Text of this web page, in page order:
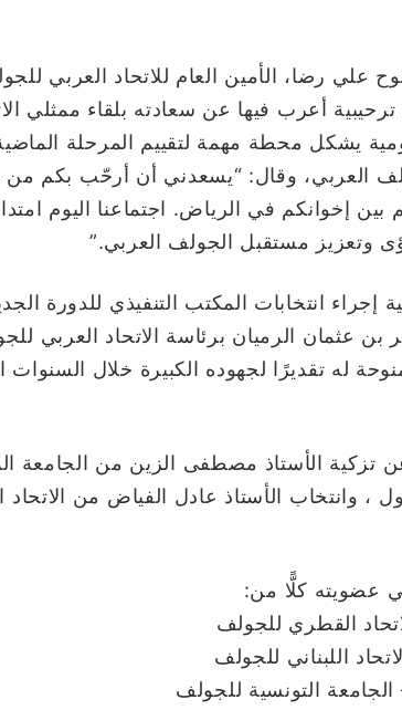
علي رضا، الأمين العام للاتحاد العربي
أعرب فيها عن سعادته بلقاء ممثلي
يشكل محطة مهمة لتقييم المرحلة
العربي، وقال: “يسعدني أن أرحّب بكم من
بين إخوانكم في الرياض. اجتماعنا اليوم
وتعزيز مستقبل الجولف العربي.”
إجراء انتخابات المكتب التنفيذي للدورة
بن عثمان الرميان برئاسة الاتحاد العربي
الممنوحة له تقديرًا لجهوده الكبيرة خلال
تزكية الأستاذ مصطفى الزين من الجامعة
، وانتخاب الأستاذ عادل الفياض من الاتحاد
عضويته كلًّا من:
القطري للجولف
اللبناني للجولف
التونسية للجولف